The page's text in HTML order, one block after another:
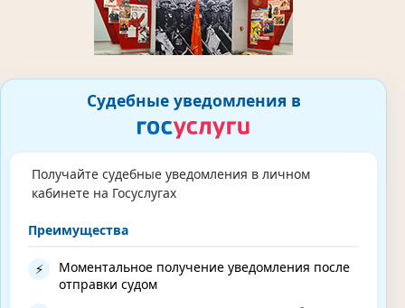
Судебные уведомления в
Получайте судебные уведомления в личном
кабинете на Госуслугах
Преимущества
⚡
Моментальное получение уведомления после
отправки судом